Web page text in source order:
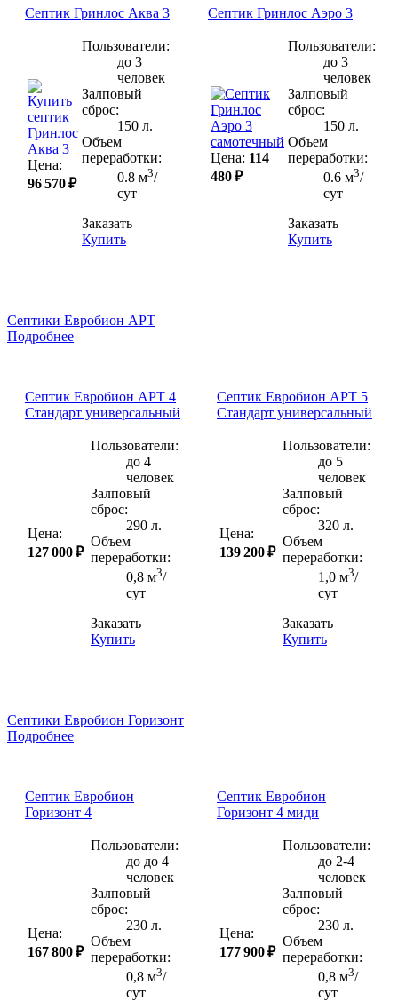
Септик Гринлос Аква 3
Цена:
96 570 ₽
Пользователи:
до 3
человек
Залповый
сброс:
150 л.
Объем
переработки:
0.8 м3/
сут
Заказать
Купить
Септик Гринлос Аэро 3
Цена: 114
480 ₽
Пользователи:
до 3
человек
Залповый
сброс:
150 л.
Объем
переработки:
0.6 м3/
сут
Заказать
Купить
Септики Евробион АРТ
Подробнее
Септик Евробион АРТ 4
Стандарт универсальный
Цена:
127 000 ₽
Пользователи:
до 4
человек
Залповый
сброс:
290 л.
Объем
переработки:
0,8 м3/
сут
Заказать
Купить
Септик Евробион АРТ 5
Стандарт универсальный
Цена:
139 200 ₽
Пользователи:
до 5
человек
Залповый
сброс:
320 л.
Объем
переработки:
1,0 м3/
сут
Заказать
Купить
Септики Евробион Горизонт
Подробнее
Септик Евробион
Горизонт 4
Цена:
167 800 ₽
Пользователи:
до до 4
человек
Залповый
сброс:
230 л.
Объем
переработки:
0,8 м3/
сут
Септик Евробион
Горизонт 4 миди
Цена:
177 900 ₽
Пользователи:
до 2-4
человек
Залповый
сброс:
230 л.
Объем
переработки:
0,8 м3/
сут